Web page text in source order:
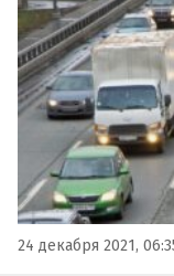
транзитными
24 декабря 2021,